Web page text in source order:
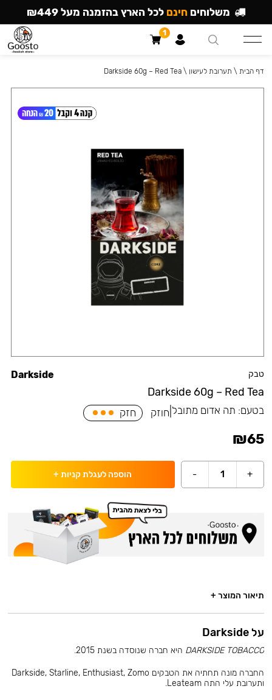
טבק
Darkside 60g – Red Tea
Darkside
בטעם: תה אדום מתובל חוזק חזק
₪65
+
1
- הוספה לעגלת קניות +
דף הבית \ תערובת לעישון \
Darkside 60g – Red Tea
תיאור המוצר +
על Darkside
DARKSIDE TOBACCO היא חברה שנוסדה בשנת 2015.
החברה מונה תחתיה את הטבקים Darkside, Starline, Enthusiast, Zomo
ותערובת עלי התה Leateam.
משלוחים חינם לכל הארץ בהזמנה מעל ₪449
1